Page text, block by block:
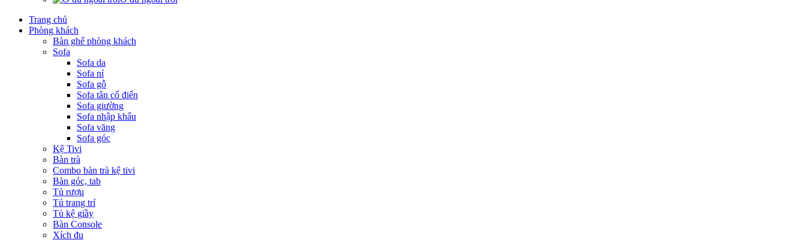
Trang chủ
Phòng khách
Bàn ghế phòng khách
Sofa
Sofa da
Sofa nỉ
Sofa gỗ
Sofa tân cổ điển
Sofa giường
Sofa nhập khẩu
Sofa văng
Sofa góc
Kệ Tivi
Bàn trà
Combo bàn trà kệ tivi
Bàn góc, tab
Tủ rượu
Tủ trang trí
Tủ kệ giầy
Bàn Console
Xích đu